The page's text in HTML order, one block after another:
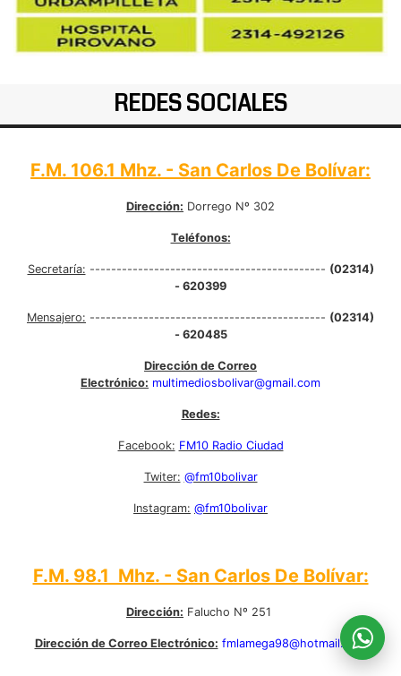
REDES SOCIALES
F.M. 106.1 Mhz. - San Carlos De Bolívar:
Dirección: Dorrego Nº 302
Teléfonos:
Secretaría: -------------------------------------------- (02314)
- 620399
Mensajero: -------------------------------------------- (02314)
- 620485
Dirección de Correo
Electrónico: multimediosbolivar@gmail.com
Redes:
Facebook: FM10 Radio Ciudad
Twiter: @fm10bolivar
Instagram: @fm10bolivar
F.M. 98.1 Mhz. - San Carlos De Bolívar:
Dirección: Falucho Nº 251
Dirección de Correo Electrónico: fmlamega98@hotmail.com